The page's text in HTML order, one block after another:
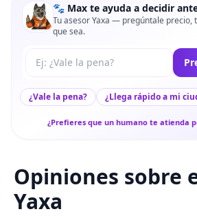
🐾 Max te ayuda a decidir
Tu asesor Yaxa — pregúntale precio,
que sea.
Tu pregunta a Max
¿Vale la pena? ¿Llega rápido a mi
¿Prefieres que un humano te atienda
Opiniones sobre
Yaxa